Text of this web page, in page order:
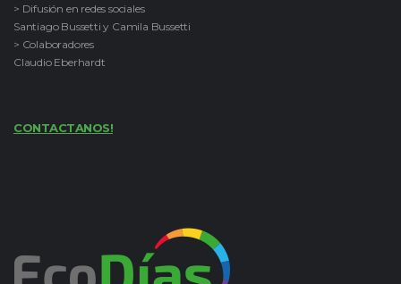
> Difusión en redes sociales
Santiago Bussetti y Camila Bussetti
> Colaboradores
Claudio Eberhardt
CONTACTANOS!